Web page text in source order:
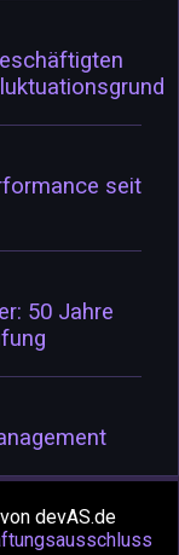
seit
50 Jahre
devAS.de